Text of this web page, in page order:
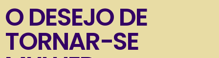
O DESEJO DE
TORNAR-SE